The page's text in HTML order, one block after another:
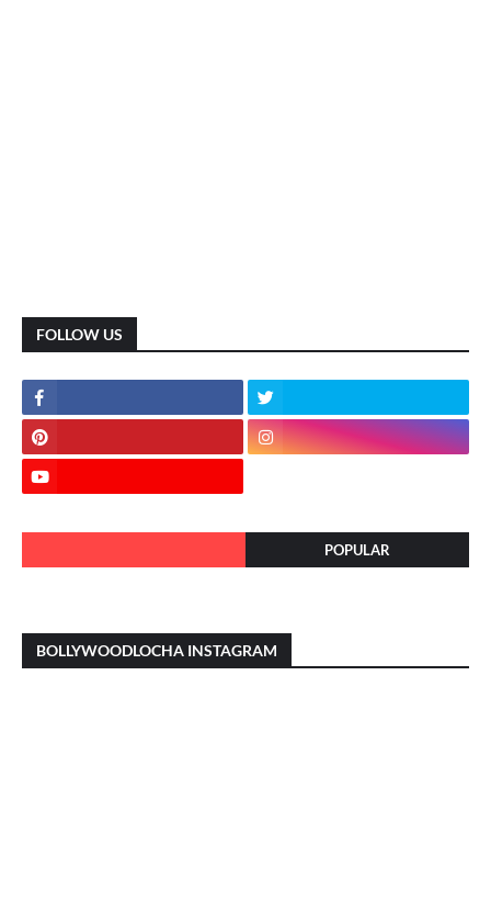
FOLLOW US
POPULAR
BOLLYWOODLOCHA INSTAGRAM